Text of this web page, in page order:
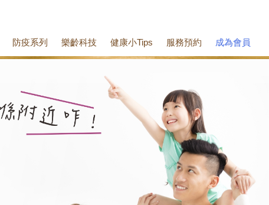
防疫系列 樂齡科技 健康小Tips 服務預約 成為會員